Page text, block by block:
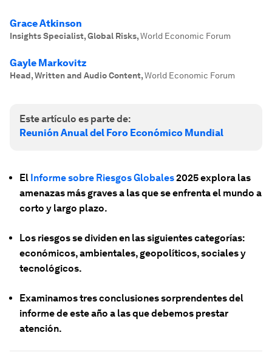
Grace Atkinson
Insights Specialist, Global Risks,World Economic Forum
Gayle Markovitz
Head, Written and Audio Content,World Economic Forum
Este artículo es parte de:
Reunión Anual del Foro Económico Mundial
El Informe sobre Riesgos Globales2025 explora las
amenazas más graves a las que se enfrenta el mundo a
corto y largo plazo.
Los riesgos se dividen en las siguientes categorías:
económicos, ambientales, geopolíticos, sociales y
tecnológicos.
Examinamos tres conclusiones sorprendentes del
informe de este año a las que debemos prestar
atención.